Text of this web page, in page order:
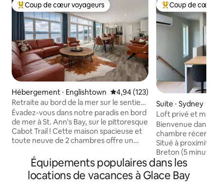
Coups de cœur voyageurs les plus appréciés
Coup de cœur voyageurs
Hébergement ⋅ Englishtown Évaluation moyenne sur la
4,94 (123)
Retraite au bord de la mer sur le sentier
Cabot
Évadez-vous dans notre paradis en bord
de mer à St. Ann's Bay, sur le pittoresque
Cabot Trail ! Cette maison spacieuse et
toute neuve de 2 chambres offre un
ouvert. Capacité d'accueil de 6
personnes avec une chambre avec lit
queen, une chambre avec lits
Coups de cœur
Coup de cœur
Suite ⋅ Sydney
Loft privé et
Bienvenue dans
chambre
Situé à proximité
Breton (5
(8 minutes) et du
(12 minutes). Cet
salle de bain 4
Équipements populaires dans les
locations de vacances à Glace Bay